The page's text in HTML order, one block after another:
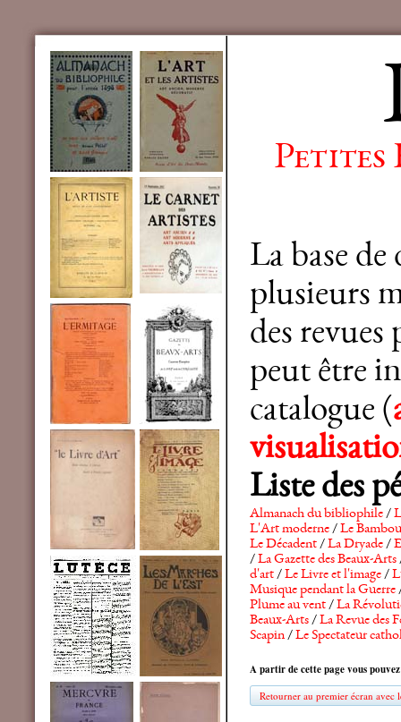
Petites
La base
plusieurs
des revues
peut être
catalogue (
Liste des
Almanach du bibliophile/
L'Art moderne/Le Bambou
Le Décadent/La Dryade/
/La Gazette des Beaux-Arts
d'art/Le Livre et l'image/
Musique pendant la Guerre
Plume au vent/La
Beaux-Arts/La Revue des
Scapin/Le Spectateur
A partir de cette page vous
Retourner au premier écran avec